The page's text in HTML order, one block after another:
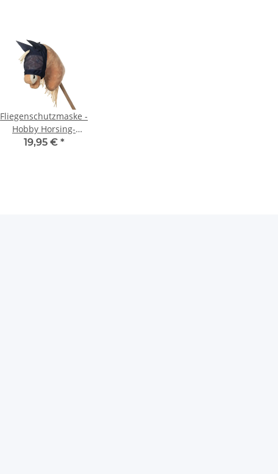
Fliegenschutzmaske -
Hobby Horsing-
dunkelblau
19,95 € *